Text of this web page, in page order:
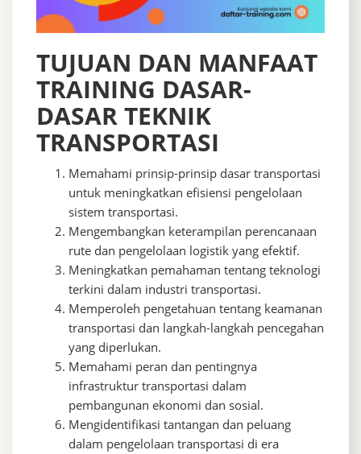
TUJUAN DAN MANFAAT
TRAINING DASAR-
DASAR TEKNIK
TRANSPORTASI
Memahami prinsip-prinsip dasar transportasi
untuk meningkatkan efisiensi pengelolaan
sistem transportasi.
Mengembangkan keterampilan perencanaan
rute dan pengelolaan logistik yang efektif.
Meningkatkan pemahaman tentang teknologi
terkini dalam industri transportasi.
Memperoleh pengetahuan tentang keamanan
transportasi dan langkah-langkah pencegahan
yang diperlukan.
Memahami peran dan pentingnya
infrastruktur transportasi dalam
pembangunan ekonomi dan sosial.
Mengidentifikasi tantangan dan peluang
dalam pengelolaan transportasi di era